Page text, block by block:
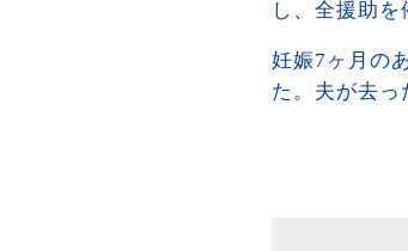
し、全援助を
妊娠7ヶ月の
た。夫が去